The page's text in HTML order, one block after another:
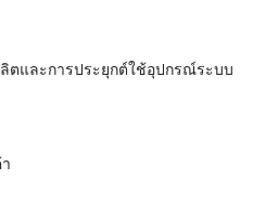
ตและการประยุกต์ใช้อุปกรณ์ระบบ